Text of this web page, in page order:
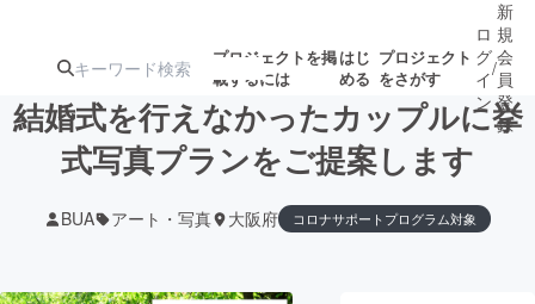
プロジェクトを掲
載するには
はじ
める
プロジェクト
をさがす
ジェクト
ターン
注目の新着プロ
ジェクト
募集終了が近いプ
ロジェクト
もうすぐ公開
されます
ロ
グ
イ
ン
/
新
規
会
員
登
録
結婚式を行えなかったカップルに挙
式写真プランをご提案します
BUA アート・写真 大阪府 コロナサポートプログラム対象